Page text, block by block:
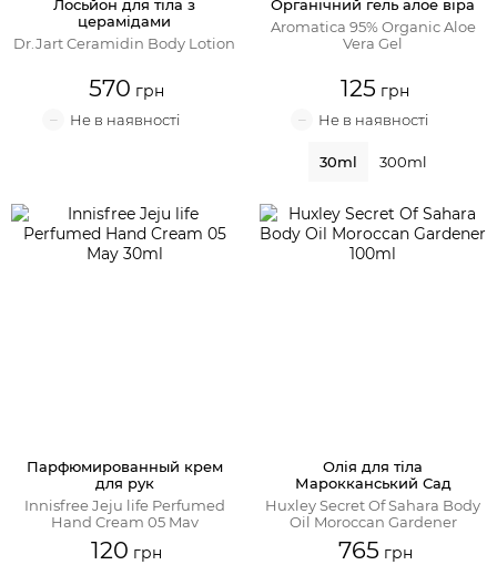
Лосьйон для тіла з
церамідами
Dr.Jart Ceramidin Body Lotion
570
Органічний гель алое віра
Aromatica 95% Organic Aloe
Vera Gel
125
30ml 300ml
Парфюмированный крем
для рук
Innisfree Jeju life Perfumed
Hand Cream 05 May
120
Олія для тіла
Марокканський Сад
Huxley Secret Of Sahara Body
Oil Moroccan Gardener
765